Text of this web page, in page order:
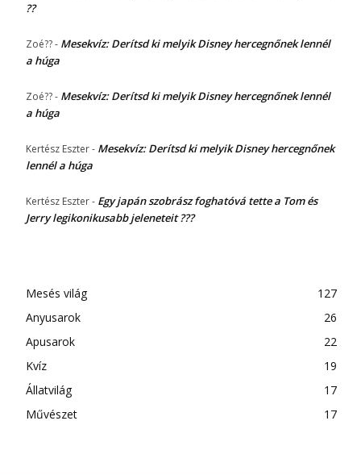
??
Zoé??- Mesekvíz: Derítsd ki melyik Disney hercegnőnek lennél
a húga
Zoé??- Mesekvíz: Derítsd ki melyik Disney hercegnőnek lennél
a húga
Kertész Eszter- Mesekvíz: Derítsd ki melyik Disney hercegnőnek
lennél a húga
Kertész Eszter- Egy japán szobrász foghatóvá tette a Tom és
Jerry legikonikusabb jeleneteit ???
Mesés világ
127
Anyusarok
26
Apusarok
22
Kvíz
19
Állatvilág
17
Művészet
17